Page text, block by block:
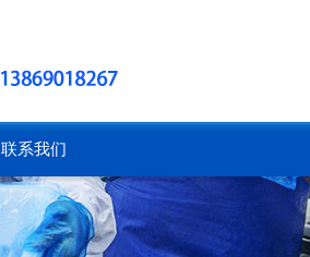
联系我们